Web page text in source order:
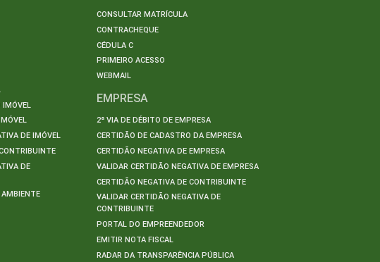
DE IMÓVEL
DE
AMBIENTE
CONSULTAR MATRÍCULA
CONTRACHEQUE
CÉDULA C
PRIMEIRO ACESSO
WEBMAIL
EMPRESA
2ª VIA DE DÉBITO DE EMPRESA
CERTIDÃO DE CADASTRO DA EMPRESA
CERTIDÃO NEGATIVA DE EMPRESA
VALIDAR CERTIDÃO NEGATIVA DE EMPRESA
CERTIDÃO NEGATIVA DE CONTRIBUINTE
VALIDAR CERTIDÃO NEGATIVA DE
CONTRIBUINTE
PORTAL DO EMPREENDEDOR
EMITIR NOTA FISCAL
RADAR DA TRANSPARÊNCIA PÚBLICA